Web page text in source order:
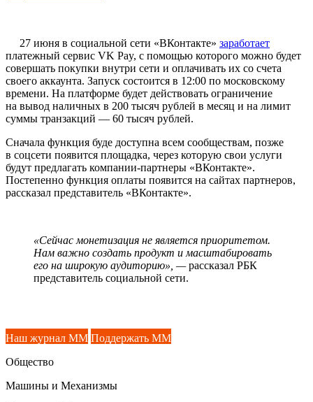
27 июня в социальной сети «ВКонтакте» заработает
платежный сервис VK Pay, с помощью которого можно будет
совершать покупки внутри сети и оплачивать их со счета
своего аккаунта. Запуск состоится в 12:00 по московскому
времени. На платформе будет действовать ограничение
на вывод наличных в 200 тысяч рублей в месяц и на лимит
суммы транзакций — 60 тысяч рублей.
Сначала функция буде доступна всем сообществам, позже
в соцсети появится площадка, через которую свои услуги
будут предлагать компании-партнеры «ВКонтакте».
Постепенно функция оплаты появится на сайтах партнеров,
рассказал представитель «ВКонтакте».
«Сейчас монетизация не является приоритетом.
Нам важно создать продукт и масштабировать
его на широкую аудиторию», —рассказал РБК
представитель социальной сети.
Наш журнал ММ Поддержать ММ
Общество
Машины и Механизмы